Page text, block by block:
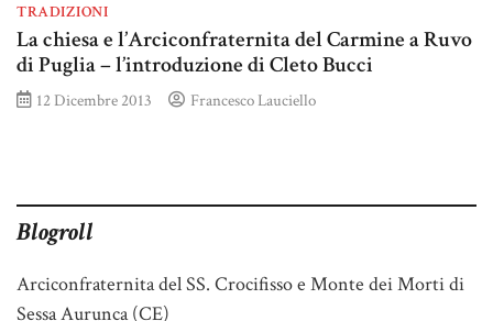
TRADIZIONI
La chiesa e l’Arciconfraternita del Carmine a Ruvo
di Puglia – l’introduzione di Cleto Bucci
12 Dicembre 2013 Francesco Lauciello
Blogroll
Arciconfraternita del SS. Crocifisso e Monte dei Morti di
Sessa Aurunca (CE)